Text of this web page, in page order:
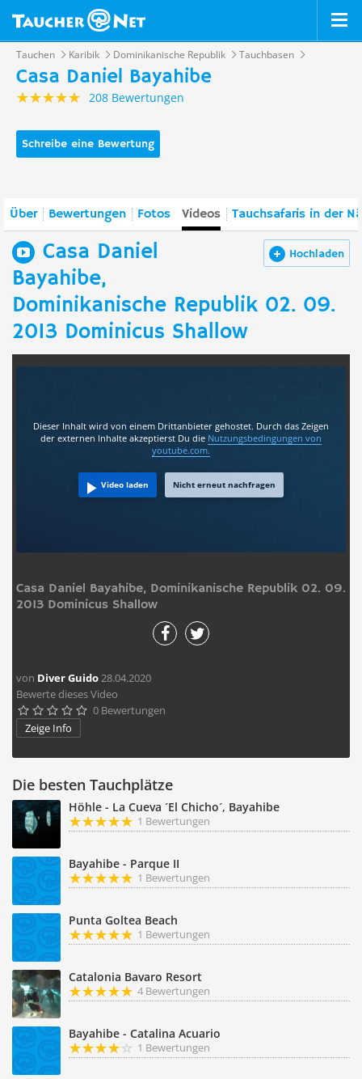
Tauchen Karibik Dominikanische Republik Tauchbasen
Casa Daniel Bayahibe
208 Bewertungen
Schreibe eine Bewertung
Über Bewertungen Fotos Videos Tauchsafaris in der
Hochladen
Casa Daniel
Bayahibe,
Dominikanische Republik 02. 09.
2013 Dominicus Shallow
Dieser Inhalt wird von einem Drittanbieter gehostet. Durch das Zeigen
der externen Inhalte akzeptierst Du die Nutzungsbedingungen von
youtube.com.
Video laden Nicht erneut nachfragen
Casa Daniel Bayahibe, Dominikanische Republik 02. 09.
2013 Dominicus Shallow
von Diver Guido28.04.2020
Bewerte dieses Video
     0 Bewertungen
Zeige Info
Die besten Tauchplätze
Höhle - La Cueva ´El Chicho´, Bayahibe
1 Bewertungen
Bayahibe - Parque II
1 Bewertungen
Punta Goltea Beach
1 Bewertungen
Catalonia Bavaro Resort
4 Bewertungen
Bayahibe - Catalina Acuario
1 Bewertungen